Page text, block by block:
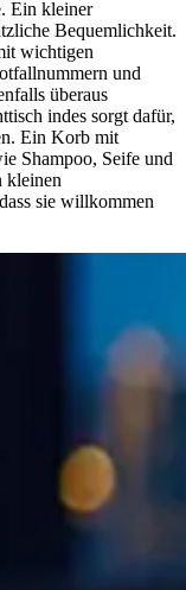
Ein kleiner
Bequemlichkeit.
wichtigen
und
überaus
indes sorgt dafür,
Ein Korb mit
Shampoo, Seife und
kleinen
sie willkommen